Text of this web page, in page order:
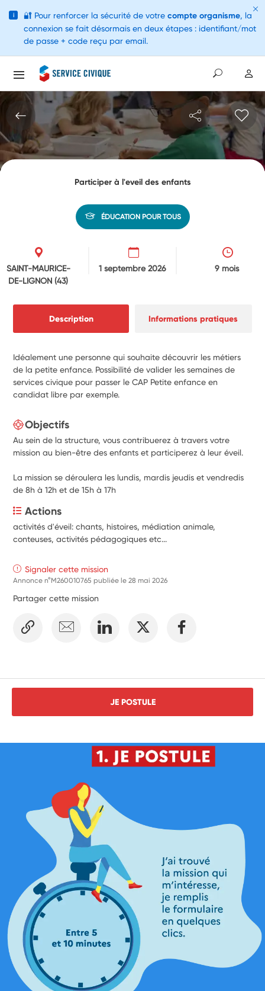
Participer à l'eveil des enfants
ÉDUCATION POUR TOUS
SAINT-MAURICE-
DE-LIGNON(43)
1 septembre 2026 9 mois
Description Informations pratiques
Idéalement une personne qui souhaite découvrir les métiers
de la petite enfance. Possibilité de valider les semaines de
services civique pour passer le CAP Petite enfance en
candidat libre par exemple.
Objectifs
Au sein de la structure, vous contribuerez à travers votre
mission au bien-être des enfants et participerez à leur éveil.
La mission se déroulera les lundis, mardis jeudis et vendredis
de 8h à 12h et de 15h à 17h
Actions
activités d'éveil: chants, histoires, médiation animale,
conteuses, activités pédagogiques etc...
Signaler cette mission
Annonce n°M260010765 publiée le28 mai 2026
Partager cette mission
JE POSTULE
i 🔐 Pour renforcer la sécurité de votre compte organisme, la
connexion se fait désormais en deux étapes : identifiant/mot
de passe + code reçu par email.